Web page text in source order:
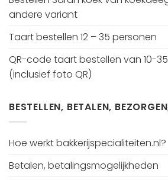
andere variant
Taart bestellen 12 – 35 personen
QR-code taart bestellen van 10-
(inclusief foto QR)
BESTELLEN, BETALEN,
Hoe werkt bakkerijspecialiteiten.nl?
Betalen, betalingsmogelijkheden